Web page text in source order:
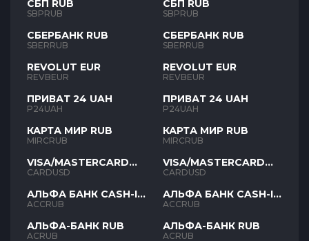
СБП RUB
SBPRUB
СБЕРБАНК RUB
SBERRUB
REVOLUT EUR
REVBEUR
ПРИВАТ 24 UAH
P24UAH
КАРТА МИР RUB
MIRCRUB
VISA/MASTERCARD
USD
CARDUSD
АЛЬФА БАНК CASH-IN
RUB
ACCRUB
АЛЬФА-БАНК RUB
ACRUB
СБП RUB
SBPRUB
СБЕРБАНК RUB
SBERRUB
REVOLUT EUR
REVBEUR
ПРИВАТ 24 UAH
P24UAH
КАРТА МИР RUB
MIRCRUB
VISA/MASTERCARD
USD
CARDUSD
АЛЬФА БАНК CASH-IN
RUB
ACCRUB
АЛЬФА-БАНК RUB
ACRUB